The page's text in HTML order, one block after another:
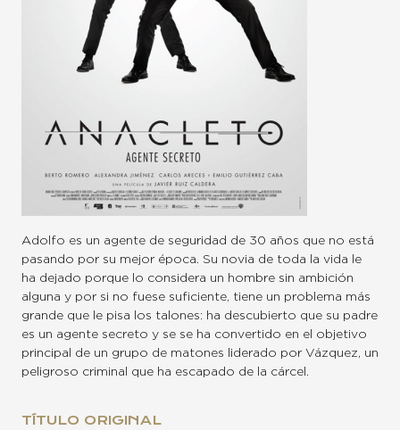
Adolfo es un agente de seguridad de 30 años que no está
pasando por su mejor época. Su novia de toda la vida le
ha dejado porque lo considera un hombre sin ambición
alguna y por si no fuese suficiente, tiene un problema más
grande que le pisa los talones: ha descubierto que su padre
es un agente secreto y se se ha convertido en el objetivo
principal de un grupo de matones liderado por Vázquez, un
peligroso criminal que ha escapado de la cárcel.
TÍTULO ORIGINAL